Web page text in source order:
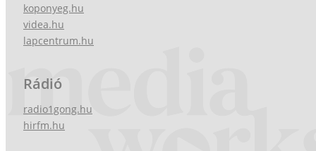
koponyeg.hu
videa.hu
lapcentrum.hu
Rádió
radio1gong.hu
hirfm.hu